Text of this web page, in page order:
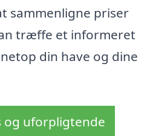
sammenligne priser
træffe et informeret
din have og dine
og uforpligtende